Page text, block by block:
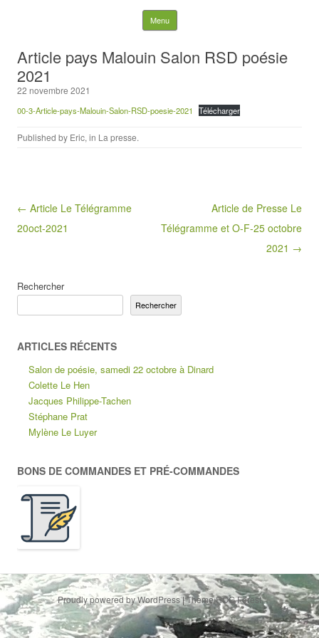
Menu Skip to content
Article pays Malouin Salon RSD poésie
2021
22 novembre 2021
00-3-Article-pays-Malouin-Salon-RSD-poesie-2021 Télécharger
Published by Eric, in La presse.
Post navigation
← Article Le Télégramme
20oct-2021
Article de Presse Le
Télégramme et O-F-25 octobre
2021 →
Rechercher
Rechercher
ARTICLES RÉCENTS
Salon de poésie, samedi 22 octobre à Dinard
Colette Le Hen
Jacques Philippe-Tachen
Stéphane Prat
Mylène Le Luyer
BONS DE COMMANDES ET PRÉ-COMMANDES
Proudly powered by WordPress|Theme RCG Forest